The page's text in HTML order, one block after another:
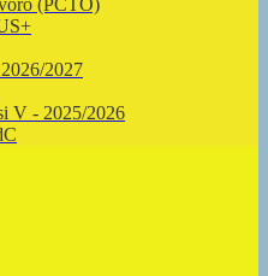
(PCTO)
2027
V - 2025/2026